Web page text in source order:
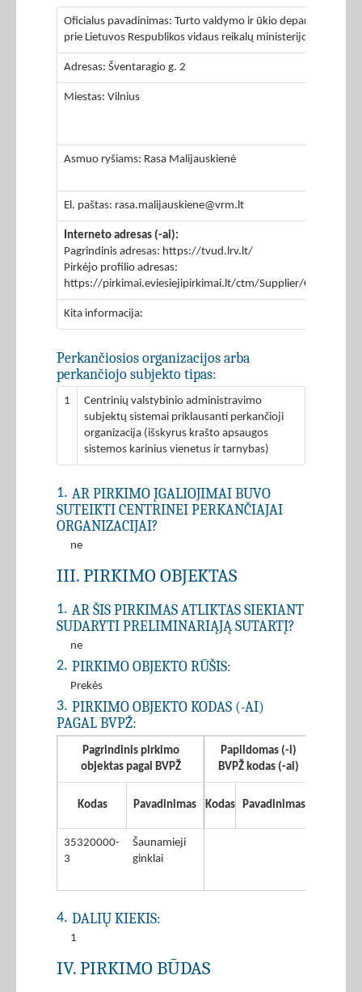
Oficialus pavadinimas: Turto valdymo ir ūkio departamentas
prie Lietuvos Respublikos vidaus reikalų ministerijos
Adresas: Šventaragio g. 2
Miestas: Vilnius
Asmuo ryšiams: Rasa Malijauskienė
El. paštas: rasa.malijauskiene@vrm.lt
Interneto adresas (-ai):
Pagrindinis adresas: https://tvud.lrv.lt/
Pirkėjo profilio adresas:
https://pirkimai.eviesiejipirkimai.lt/ctm/Supplier/
Kita informacija:
Perkančiosios organizacijos arba
perkančiojo subjekto tipas:
1
Centrinių valstybinio administravimo
subjektų sistemai priklausanti perkančioji
organizacija (išskyrus krašto apsaugos
sistemos karinius vienetus ir tarnybas)
1. AR PIRKIMO ĮGALIOJIMAI BUVO
SUTEIKTI CENTRINEI PERKANČIAJAI
ORGANIZACIJAI?
ne
III. PIRKIMO OBJEKTAS
1. AR ŠIS PIRKIMAS ATLIKTAS SIEKIANT
SUDARYTI PRELIMINARIĄJĄ SUTARTĮ?
ne
2. PIRKIMO OBJEKTO RŪŠIS:
Prekės
3. PIRKIMO OBJEKTO KODAS (-AI)
PAGAL BVPŽ:
Pagrindinis pirkimo
objektas pagal BVPŽ
Kodas Pavadinimas
35320000-
3
Šaunamieji
ginklai
Papildomas (-i)
BVPŽ kodas (-ai)
Kodas Pavadinimas
4. DALIŲ KIEKIS:
1
IV. PIRKIMO BŪDAS